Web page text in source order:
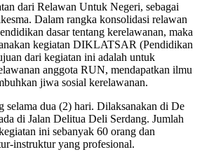
dari Relawan Untuk Negeri, sebagai
Dalam rangka konsolidasi relawan
dasar tentang kerelawanan, maka
kegiatan DIKLATSAR (Pendidikan
dari kegiatan ini adalah untuk
anggota RUN, mendapatkan ilmu
jiwa sosial kerelawanan.
selama dua (2) hari. Dilaksanakan di De
di Jalan Delitua Deli Serdang. Jumlah
ini sebanyak 60 orang dan
instruktur yang profesional.